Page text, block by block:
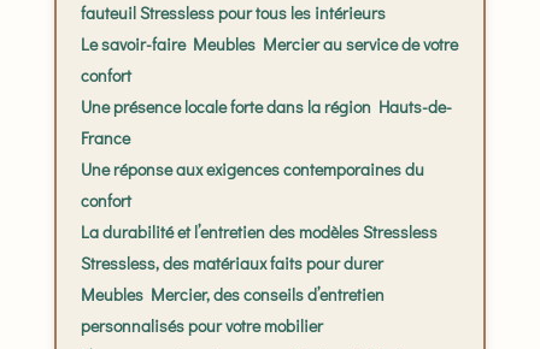
fauteuil Stressless pour tous les intérieurs
Le savoir-faire Meubles Mercier au service de votre
confort
Une présence locale forte dans la région Hauts-de-
France
Une réponse aux exigences contemporaines du
confort
La durabilité et l’entretien des modèles Stressless
Stressless, des matériaux faits pour durer
Meubles Mercier, des conseils d’entretien
personnalisés pour votre mobilier